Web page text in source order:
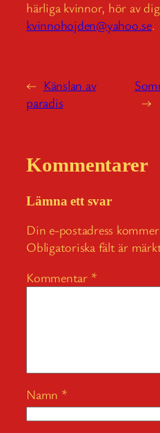
härliga kvinnor, hör av
kvinnohojden@yahoo.se.
← Känslan av
paradis
→
Kommentarer
Lämna ett svar
Din e-postadress
Obligatoriska fält är
Kommentar *
Namn *